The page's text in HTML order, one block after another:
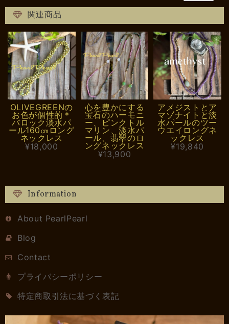
関連商品
OLIVEGREENの
お色が個性的＊
バロック淡水パ
ール160㎝ロング
ネックレス
¥18,000
心を豊かにする
宝石のハーモニ
ー、ピンクトル
マリン、淡水パ
ール、翡翠のロ
ングネックレス
¥13,900
アメジストとア
マゾナイトと淡
水パールのツー
ウエイロングネ
ックレス
¥19,840
Information
About PearlPearl
Blog
Contact
プライバシーポリシー
特定商取引法に基づく表記